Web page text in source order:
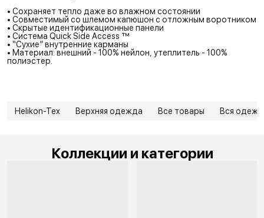
• Сохраняет тепло даже во влажном состоянии
• Совместимый со шлемом капюшон с отложным воротником
• Скрытые идентификационные панели
• Система Quick Side Access ™
• “Сухие” внутренние карманы
• Материал: внешний - 100% нейлон, утеплитель - 100%
полиэстер.
Helikon-Tex Верхняя одежда Все товары Вся
Коллекции и категории